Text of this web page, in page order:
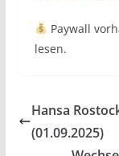
Paywall
lesen.
Hansa
(01.09.2025)